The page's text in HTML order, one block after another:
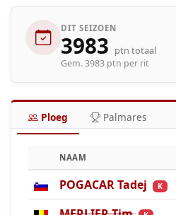
DIT SEIZOEN
3983 ptn totaal
Gem. 3983 ptn per rit
Ploeg Palmares
NAAM
POGACAR Tadej K